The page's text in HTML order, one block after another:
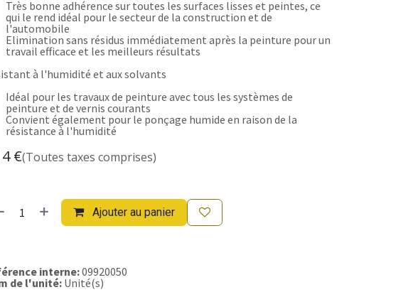
Très bonne adhérence sur toutes les surfaces lisses et peintes, ce
qui le rend idéal pour le secteur de la construction et de
l'automobile
Elimination sans résidus immédiatement après la peinture pour un
travail efficace et les meilleurs résultats
à l'humidité et aux solvants
Idéal pour les travaux de peinture avec tous les systèmes de
peinture et de vernis courants
Convient également pour le ponçage humide en raison de la
résistance à l'humidité
€(Toutes taxes comprises)
Ajouter au panier
interne:09920050
de l'unité: Unité(s)